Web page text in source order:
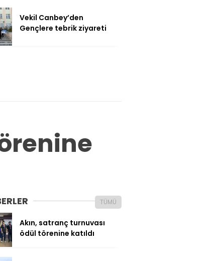
Vekil Canbey’den
Gençlere tebrik ziyareti
TÜMÜ
Akın, satranç turnuvası
ödül törenine katıldı